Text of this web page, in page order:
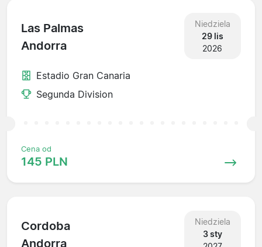
Las Palmas
Andorra
Niedziela
29 lis
2026
Estadio Gran Canaria
Segunda Division
Cena od
145 PLN
Cordoba
Andorra
Niedziela
3 sty